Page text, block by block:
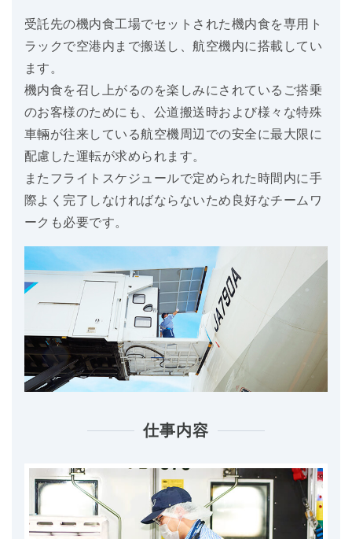
受託先の機内食工場でセットされた機内食を専用ト
ラックで空港内まで搬送し、航空機内に搭載してい
ます。
機内食を召し上がるのを楽しみにされているご搭乗
のお客様のためにも、公道搬送時および様々な特殊
車輛が往来している航空機周辺での安全に最大限に
配慮した運転が求められます。
またフライトスケジュールで定められた時間内に手
際よく完了しなければならないため良好なチームワ
ークも必要です。
仕事内容